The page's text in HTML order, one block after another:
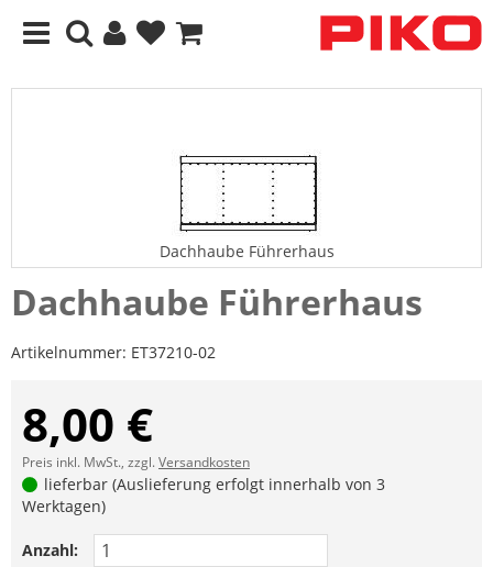
Dachhaube Führerhaus
Dachhaube Führerhaus
Artikelnummer: ET37210-02
8,00 €
Preis inkl. MwSt., zzgl.Versandkosten
lieferbar (Auslieferung erfolgt innerhalb von 3
Werktagen)
Anzahl: